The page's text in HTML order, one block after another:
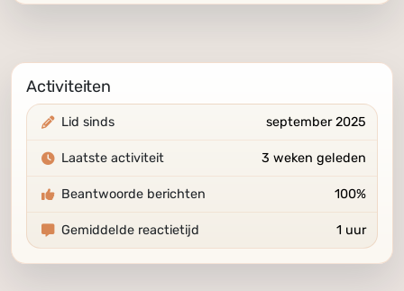
Activiteiten
Lid sinds september 2025
Laatste activiteit 3 weken geleden
Beantwoorde berichten 100%
Gemiddelde reactietijd 1 uur